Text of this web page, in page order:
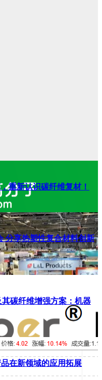
重新认识碳纤维复材！
分享热塑性复合材料创新
碳纤维增强方案：机器
在新领域的应用拓展